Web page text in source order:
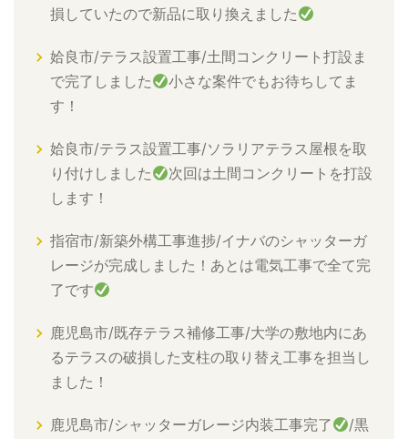
損していたので新品に取り換えました
姶良市/テラス設置工事/土間コンクリート打設ま
で完了しました
小さな案件でもお待ちしてま
す！
姶良市/テラス設置工事/ソラリアテラス屋根を取
り付けしました
次回は土間コンクリートを打設
します！
指宿市/新築外構工事進捗/イナバのシャッターガ
レージが完成しました！あとは電気工事で全て完
了です
鹿児島市/既存テラス補修工事/大学の敷地内にあ
るテラスの破損した支柱の取り替え工事を担当し
ました！
鹿児島市/シャッターガレージ内装工事完了
/黒